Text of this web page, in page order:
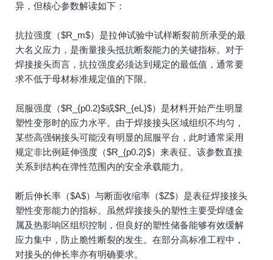
异，但核心参数解读如下：
抗拉强度（$R_m$）是拉伸试验中试样断裂前所承受的最
大名义应力，是衡量接头抵抗断裂能力的关键指标。对于
焊接接头而言，抗拉强度必须达到规定的最低值，通常要
求不低于母材标准规定值的下限。
屈服强度（$R_{p0.2}$或$R_{eL}$）是材料开始产生明显
塑性变形时的应力水平。由于焊接接头区域组织不均匀，
某些高强钢接头可能没有明显的屈服平台，此时通常采用
规定非比例延伸强度（$R_{p0.2}$）来表征。该参数直接
关系到结构在弹性范围内的安全承载能力。
断后伸长率（$A$）与断面收缩率（$Z$）是表征焊接接头
塑性变形能力的指标。虽然焊接接头的塑性主要受焊缝金
属及热影响区组织控制，但良好的塑性储备能够有效缓解
应力集中，防止脆性断裂的发生。在部分高标准工程中，
对接头的伸长率亦有明确要求。